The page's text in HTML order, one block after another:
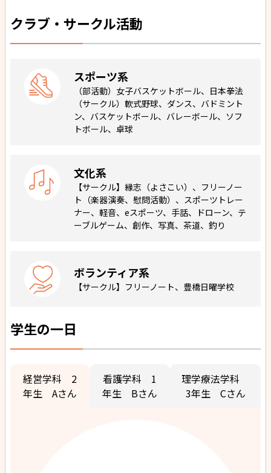
クラブ・サークル活動
スポーツ系
（部活動）女子バスケットボール、日本拳法
（サークル）軟式野球、ダンス、バドミント
ン、バスケットボール、バレーボール、ソフ
トボール、卓球
文化系
【サークル】縁志（よさこい）、フリーノー
ト（楽器演奏、慰問活動）、スポーツトレー
ナー、軽音、eスポーツ、手話、ドローン、テ
ーブルゲーム、創作、写真、茶道、釣り
ボランティア系
【サークル】フリーノート、豊橋日曜学校
学生の一日
経営学科 2
年生 Aさん
看護学科 1
年生 Bさん
理学療法学科
3年生 Cさん